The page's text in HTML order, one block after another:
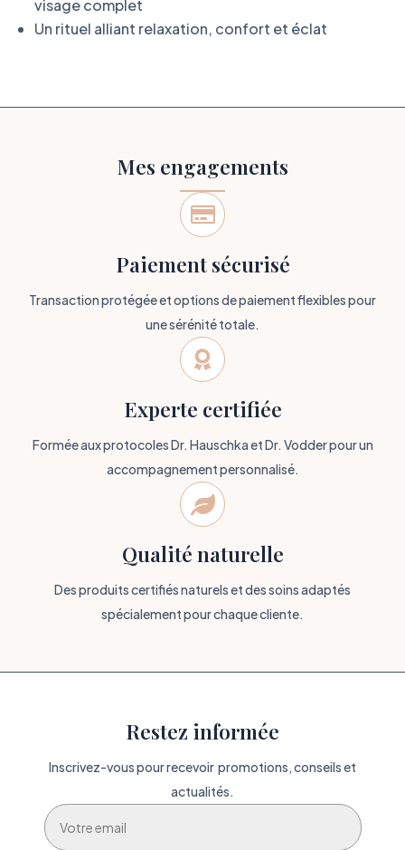
visage complet
Un rituel alliant relaxation, confort et éclat
Mes engagements

Paiement sécurisé
Transaction protégée et options de paiement flexibles pour
une sérénité totale.

Experte certifiée
Formée aux protocoles Dr. Hauschka et Dr. Vodder pour un
accompagnement personnalisé.

Qualité naturelle
Des produits certifiés naturels et des soins adaptés
spécialement pour chaque cliente.
Restez informée
Inscrivez-vous pour recevoir promotions, conseils et
actualités.